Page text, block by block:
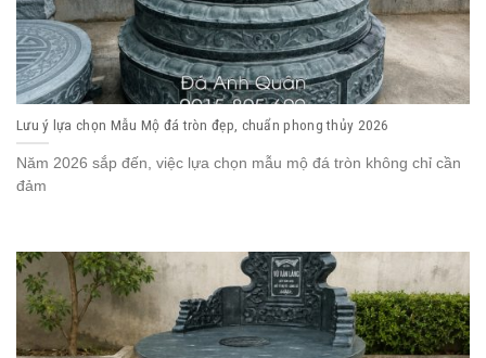
Lưu ý lựa chọn Mẫu Mộ đá tròn đẹp, chuẩn phong thủy 2026
Năm 2026 sắp đến, việc lựa chọn mẫu mộ đá tròn không chỉ cần
đảm